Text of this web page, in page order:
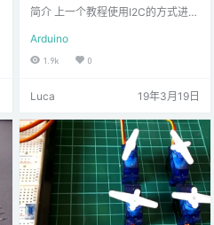
LCD1602并口显示方式
简介 上一个教程使用I2C的方式进行
的数据通信线只有两根。在本教程
中，将使用LCD的并口显示方式，
将16x2 LCD与Arduino Uno连接并
个I2C通信教程： 步骤一 材料准备
硬件准备： Arduino Uno*1 LCD16
02（16×2 ）*1 …
Arduino
1.9k 0
Luca 19年3月19日